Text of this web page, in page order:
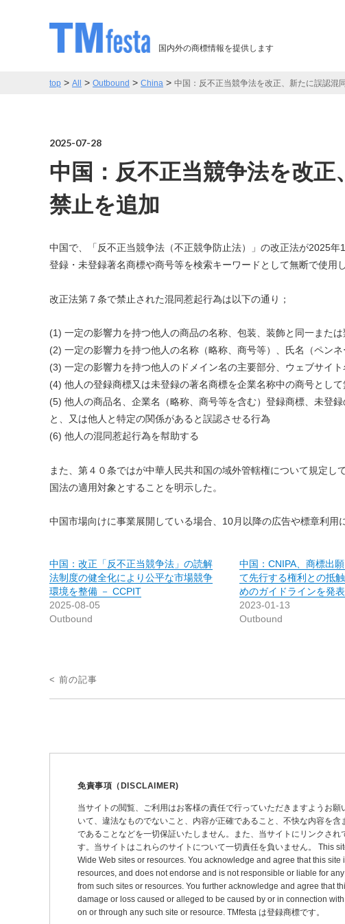
国内外の商標情報を提供します
top > All > Outbound > China > 中国：反不正当競争法を改正、新たに誤認混
2025-07-28
中国：反不正当競争法を改
禁止を追加
中国で、「反不正当競争法（不正競争防止法）」の改正法が2025
登録・未登録著名商標や商号等を検索キーワードとして無断で使用
改正法第７条で禁止された混同惹起行為は以下の通り；
(1) 一定の影響力を持つ他人の商品の名称、包装、装飾と同一また
(2) 一定の影響力を持つ他人の名称（略称、商号等）、氏名（ペン
(3) 一定の影響力を持つ他人のドメイン名の主要部分、ウェブサイ
(4) 他人の登録商標又は未登録の著名商標を企業名称中の商号とし
(5) 他人の商品名、企業名（略称、商号等を含む）登録商標、未登
と、又は他人と特定の関係があると誤認させる行為
(6) 他人の混同惹起行為を幇助する
また、第４０条ではが中華人民共和国の域外管轄権について規定
国法の適用対象とすることを明示した。
中国市場向けに事業展開している場合、10月以降の広告や標章利用
中国：改正「反不正当競争法」の読解
法制度の健全化により公平な市場競争
環境を整備 － CCPIT
2025-08-05
Outbound
中国：CNIPA、商標出
て先行する権利との抵
めのガイドラインを発
2023-01-13
Outbound
投
稿
< 前の記事
免責事項（DISCLAIMER)
当サイトの閲覧、ご利用はお客様の責任で行っていただきますようお
いて、違法なものでないこと、内容が正確であること、不快な内容を
であることなどを一切保証いたしません。また、当サイトにリンクさ
す。当サイトはこれらのサイトについて一切責任を負いません。 This
Wide Web sites or resources. You acknowledge and agree that this
resources, and does not endorse and is not responsible or liable for
from such sites or resources. You further acknowledge and agree that
damage or loss caused or alleged to be caused by or in connection
on or through any such site or resource. TMfesta は登録商標です。